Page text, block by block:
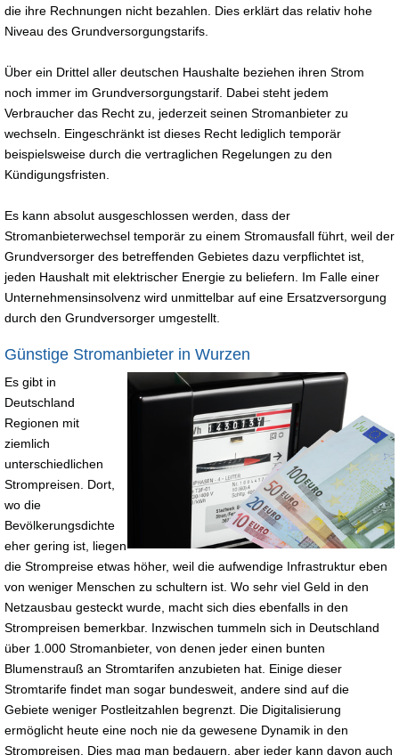
die ihre Rechnungen nicht bezahlen. Dies erklärt das relativ hohe
Niveau des Grundversorgungstarifs.
Über ein Drittel aller deutschen Haushalte beziehen ihren Strom
noch immer im Grundversorgungstarif. Dabei steht jedem
Verbraucher das Recht zu, jederzeit seinen Stromanbieter zu
wechseln. Eingeschränkt ist dieses Recht lediglich temporär
beispielsweise durch die vertraglichen Regelungen zu den
Kündigungsfristen.
Es kann absolut ausgeschlossen werden, dass der
Stromanbieterwechsel temporär zu einem Stromausfall führt, weil der
Grundversorger des betreffenden Gebietes dazu verpflichtet ist,
jeden Haushalt mit elektrischer Energie zu beliefern. Im Falle einer
Unternehmensinsolvenz wird unmittelbar auf eine Ersatzversorgung
durch den Grundversorger umgestellt.
Günstige Stromanbieter in Wurzen
Es gibt in
Deutschland
Regionen mit
ziemlich
unterschiedlichen
Strompreisen. Dort,
wo die
Bevölkerungsdichte
eher gering ist, liegen
die Strompreise etwas höher, weil die aufwendige Infrastruktur eben
von weniger Menschen zu schultern ist. Wo sehr viel Geld in den
Netzausbau gesteckt wurde, macht sich dies ebenfalls in den
Strompreisen bemerkbar. Inzwischen tummeln sich in Deutschland
über 1.000 Stromanbieter, von denen jeder einen bunten
Blumenstrauß an Stromtarifen anzubieten hat. Einige dieser
Stromtarife findet man sogar bundesweit, andere sind auf die
Gebiete weniger Postleitzahlen begrenzt. Die Digitalisierung
ermöglicht heute eine noch nie da gewesene Dynamik in den
Strompreisen. Dies mag man bedauern, aber jeder kann davon auch